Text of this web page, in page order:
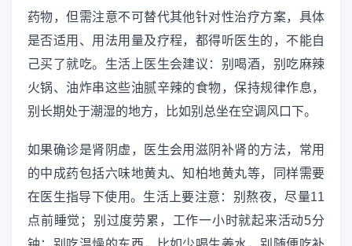
药物，但需注意不可替代其他针对性治疗方案，具体
是否适用、用法用量及疗程，都得听医生的，不能自
己买了就吃。生活上医生会建议：别喝酒，别吃麻辣
火锅、油炸串这些油腻辛辣的食物，保持规律作息，
别长期处于潮湿的地方，比如别总坐在空调风口下。
如果确诊是肾阴虚，医生会用滋阴补肾的方法，常用
的中成药包括六味地黄丸、知柏地黄丸等，同样需要
在医生指导下使用。生活上要注意：别熬夜，尽量11
点前睡觉；别过度劳累，工作一小时就起来活动5分